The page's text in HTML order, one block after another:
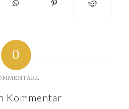
0
Kommentar